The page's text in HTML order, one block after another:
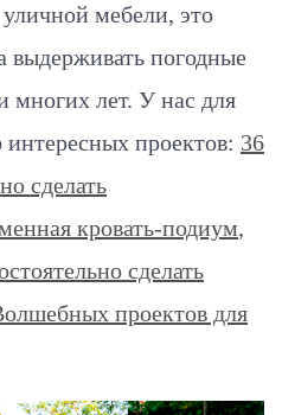
мебели, это
выдерживать погодные
многих лет. У нас для
интересных проектов: 36
сделать
кровать-подиум,
сделать
проектов для